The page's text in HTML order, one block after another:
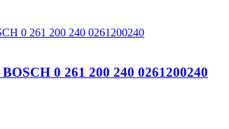
0 261 200 240 0261200240